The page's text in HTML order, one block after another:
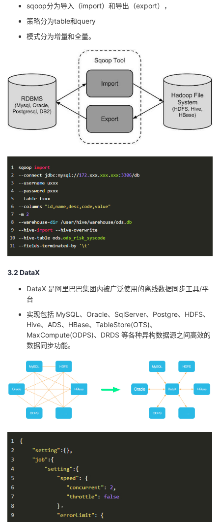
sqoop分为导入（import）和导出（export），
策略分为table和query
模式分为增量和全量。
3.2 DataX
DataX 是阿里巴巴集团内被广泛使用的离线数据同步工具/平
台
实现包括 MySQL、Oracle、SqlServer、Postgre、HDFS、
Hive、ADS、HBase、TableStore(OTS)、
MaxCompute(ODPS)、DRDS 等各种异构数据源之间高效的
数据同步功能。